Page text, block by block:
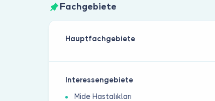
Fachgebiete
Hauptfachgebiete
Interessengebiete
Mide Hastalıkları